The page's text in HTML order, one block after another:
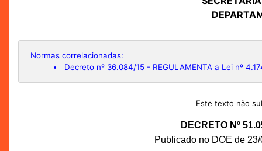
Normas correlacionadas:
Decreto nº 36.084/15 - REGULAMENTA a Lei nº
Este texto não
DECRETO Nº
Publicado no DOE de